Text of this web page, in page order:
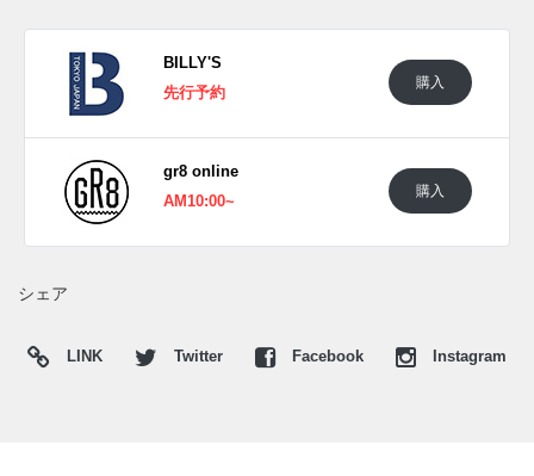
ブ、ソールユニットが全体をクリーンに整え、普段のスタイ
リングにも取り入れやすい一足へと仕上げられている。
日本国内では2026年5月15日よりリーボック取扱店にて発売
予定。価格は24,200円(税込)。また新たな情報が入り次第、
BILLY'S
先行予約
購入
gr8 online
AM10:00~
購入
シェア
LINK Twitter Facebook Instagram